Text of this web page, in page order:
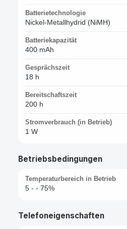
Batterietechnologie
Nickel-Metallhydrid (NiMH)
Batteriekapazität
400 mAh
Gesprächszeit
18 h
Bereitschaftszeit
200 h
Stromverbrauch (in Betrieb)
1 W
Betriebsbedingungen
Temperaturbereich in Betrieb
5 - - 75%
Telefoneigenschaften